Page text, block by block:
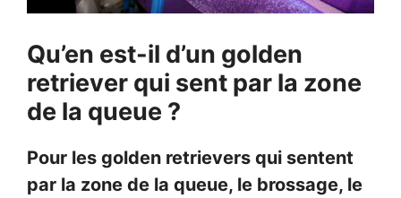
Qu’en est-il d’un golden
retriever qui sent par la zone
de la queue ?
Pour les golden retrievers qui sentent
par la zone de la queue, le brossage, le